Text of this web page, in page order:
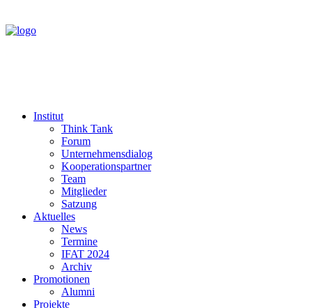
Institut
Think Tank
Forum
Unternehmensdialog
Kooperationspartner
Team
Mitglieder
Satzung
Aktuelles
News
Termine
IFAT 2024
Archiv
Promotionen
Alumni
Projekte